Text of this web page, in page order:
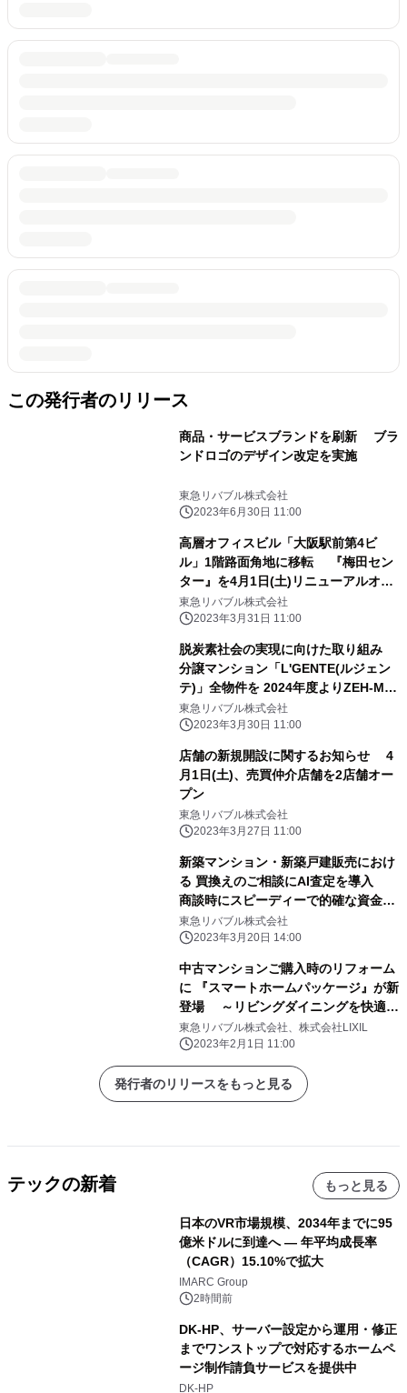
この発行者のリリース
商品・サービスブランドを刷新 ブラ
ンドロゴのデザイン改定を実施
東急リバブル株式会社
2023年6月30日 11:00
高層オフィスビル「大阪駅前第4ビ
ル」1階路面角地に移転 『梅田セン
ター』を4月1日(土)リニューアルオー
プン
東急リバブル株式会社
2023年3月31日 11:00
脱炭素社会の実現に向けた取り組み
分譲マンション「L'GENTE(ルジェン
テ)」全物件を 2024年度よりZEH-M
Oriented標準仕様化へ
東急リバブル株式会社
2023年3月30日 11:00
店舗の新規開設に関するお知らせ 4
月1日(土)、売買仲介店舗を2店舗オー
プン
東急リバブル株式会社
2023年3月27日 11:00
新築マンション・新築戸建販売におけ
る 買換えのご相談にAI査定を導入
商談時にスピーディーで的確な資金計
画をご提案
東急リバブル株式会社
2023年3月20日 14:00
中古マンションご購入時のリフォーム
に 『スマートホームパッケージ』が新
登場 ～リビングダイニングを快適な
スマート空間へ～
東急リバブル株式会社、株式会社LIXIL
2023年2月1日 11:00
発行者のリリースをもっと見る
テックの新着 もっと見る
日本のVR市場規模、2034年までに95
億米ドルに到達へ ― 年平均成長率
（CAGR）15.10%で拡大
IMARC Group
2時間前
DK-HP、サーバー設定から運用・修正
までワンストップで対応するホームペ
ージ制作請負サービスを提供中
DK-HP